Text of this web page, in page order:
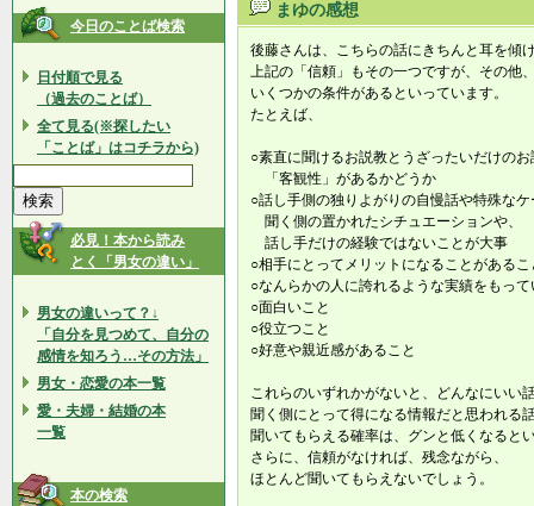
今日のことば検索
日付順で見る
（過去のことば）
全て見る(※探したい
「ことば」はコチラから)
必見！本から読み
とく「男女の違い」
男女の違いって？↓
「自分を見つめて、自分の
感情を知ろう…その方法」
男女・恋愛の本一覧
愛・夫婦・結婚の本
一覧
本の検索
まゆの感想
後藤さんは、こちらの話にきちんと耳を傾
上記の「信頼」もその一つですが、その他
いくつかの条件があるといっています。
たとえば、
○素直に聞けるお説教とうざったいだけの
「客観性」があるかどうか
○話し手側の独りよがりの自慢話や特殊な
聞く側の置かれたシチュエーションや、
話し手だけの経験ではないことが大事
○相手にとってメリットになることがあるこ
○なんらかの人に誇れるような実績をもっ
○面白いこと
○役立つこと
○好意や親近感があること
これらのいずれかがないと、どんなにいい
聞く側にとって得になる情報だと思われる
聞いてもらえる確率は、グンと低くなると
さらに、信頼がなければ、残念ながら、
ほとんど聞いてもらえないでしょう。